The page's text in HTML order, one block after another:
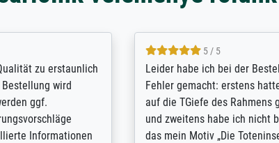
The
payment process
was efficient and
expectations. I
and found the site
5 / 5
The team at Meisterdrucke
meet its clients demands,
expert advice on how to
results for the prints
client. The company has a